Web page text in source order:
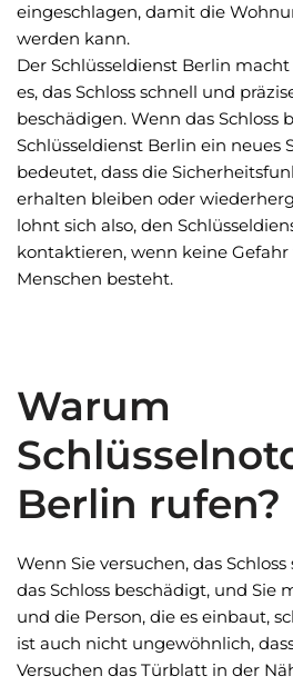
eingeschlagen, damit die
werden kann.
Der Schlüsseldienst Berlin
es, das Schloss schnell und
beschädigen. Wenn das Schloss
Schlüsseldienst Berlin ein neues
bedeutet, dass die
erhalten bleiben oder
lohnt sich also, den
kontaktieren, wenn keine Gefahr
Menschen besteht.
Warum
Berlin rufen?
Wenn Sie versuchen, das
das Schloss beschädigt, und Sie
und die Person, die es einbaut,
ist auch nicht ungewöhnlich,
Versuchen das Türblatt in der